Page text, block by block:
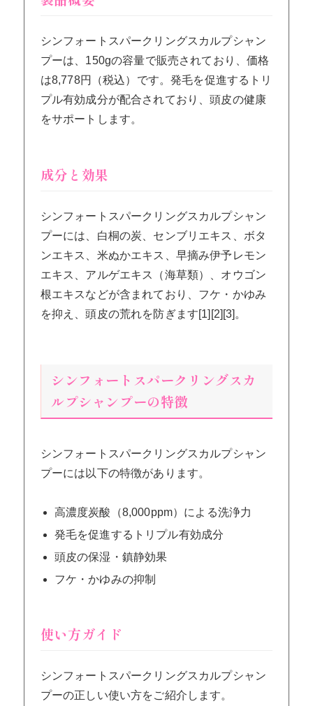
シンフォートスパークリングスカルプシャン
プーは、150gの容量で販売されており、価格
は8,778円（税込）です。発毛を促進するトリ
プル有効成分が配合されており、頭皮の健康
をサポートします。
成分と効果
シンフォートスパークリングスカルプシャン
プーには、白桐の炭、センブリエキス、ボタ
ンエキス、米ぬかエキス、早摘み伊予レモン
エキス、アルゲエキス（海草類）、オウゴン
根エキスなどが含まれており、フケ・かゆみ
を抑え、頭皮の荒れを防ぎます[1][2][3]。
シンフォートスパークリングスカ
ルプシャンプーの特徴
シンフォートスパークリングスカルプシャン
プーには以下の特徴があります。
高濃度炭酸（8,000ppm）による洗浄力
発毛を促進するトリプル有効成分
頭皮の保湿・鎮静効果
フケ・かゆみの抑制
使い方ガイド
シンフォートスパークリングスカルプシャン
プーの正しい使い方をご紹介します。